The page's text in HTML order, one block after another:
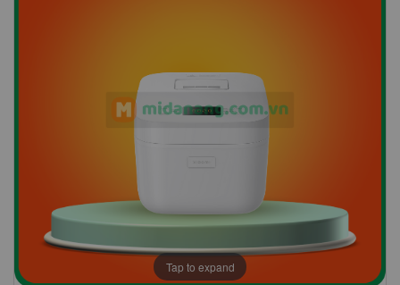
Tap to expand